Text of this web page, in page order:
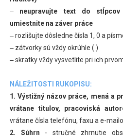
‒ neupravujte text do
umiestnite na záver práce
‒ rozlišujte dôsledne čísla 1, 0 a
‒ zátvorky sú vždy okrúhle ( )
‒ skratky vždy vysvetlite pri ich
NÁLEŽITOSTI RUKOPISU:
1. Výstižný názov práce, mená a
vrátane titulov, pracoviská
vrátane čísla telefónu, faxu a e-
2. Súhrn - stručné zhrnutie